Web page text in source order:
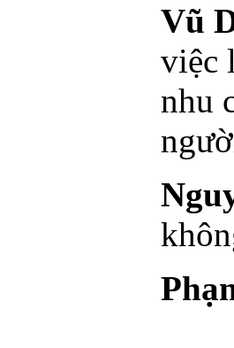
Vũ
việc
nhu